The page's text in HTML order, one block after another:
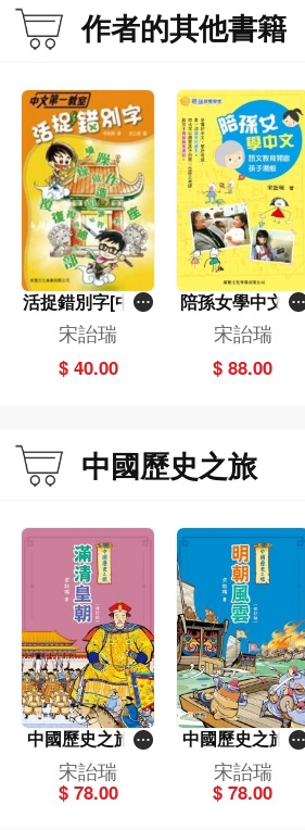
作者的其他書籍
活捉錯別字[中文
第一教室]
宋詒瑞
$ 40.00
陪孫女學中文－
語文教育開啟孩
子潛能[祖孫教養
學堂]
宋詒瑞
$ 88.00
中國歷史之旅
中國歷史之旅－
滿清皇朝（修訂
版）
宋詒瑞
$ 78.00
中國歷史之旅－
明朝風雲（修訂
版）
宋詒瑞
$ 78.00